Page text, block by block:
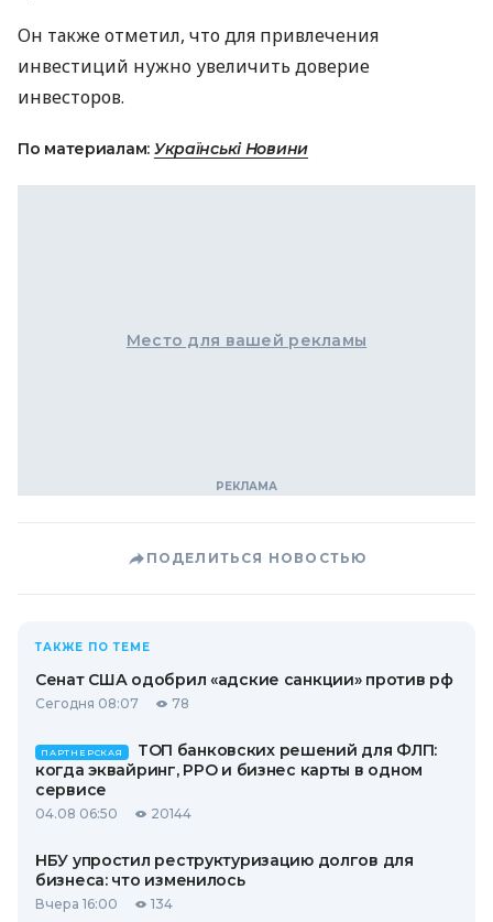
Он также отметил, что для привлечения
инвестиций нужно увеличить доверие
инвесторов.
По материалам: Українські Новини
Место для вашей рекламы
ПОДЕЛИТЬСЯ НОВОСТЬЮ
ТАКЖЕ ПО ТЕМЕ
Сенат США одобрил «адские санкции» против рф
Сегодня 08:07 78
ПАРТНЕРСКАЯ
ТОП банковских решений для ФЛП:
когда эквайринг, РРО и бизнес карты в одном
сервисе
04.08 06:50 20144
НБУ упростил реструктуризацию долгов для
бизнеса: что изменилось
Вчера 16:00 134